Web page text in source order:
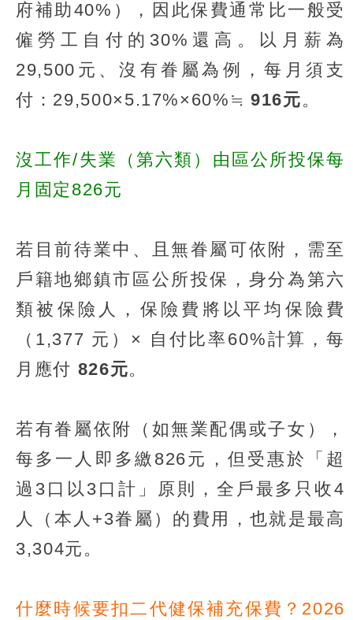
府補助40%），因此保費通常比一般受
僱勞工自付的30%還高。以月薪為
29,500元、沒有眷屬為例，每月須支
付：29,500×5.17%×60%≒ 916元。
沒工作/失業（第六類）由區公所投保每
月固定826元
若目前待業中、且無眷屬可依附，需至
戶籍地鄉鎮市區公所投保，身分為第六
類被保險人，保險費將以平均保險費
（1,377 元）× 自付比率60%計算，每
月應付 826元。
若有眷屬依附（如無業配偶或子女），
每多一人即多繳826元，但受惠於「超
過3口以3口計」原則，全戶最多只收4
人（本人+3眷屬）的費用，也就是最高
3,304元。
什麼時候要扣二代健保補充保費？2026